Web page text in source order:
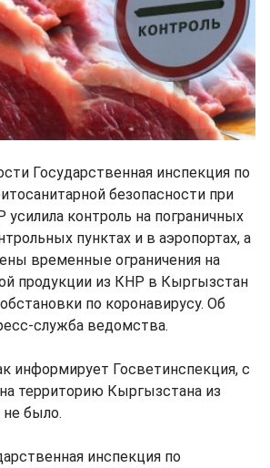
Государственная инспекция по
безопасности при
усилила контроль на пограничных
пунктах и в аэропортах, а
временные ограничения на
продукции из КНР в Кыргызстан
по коронавирусу. Об
служба ведомства.
информирует Госветинспекция, с
территорию Кыргызстана из
не было.
инспекция по